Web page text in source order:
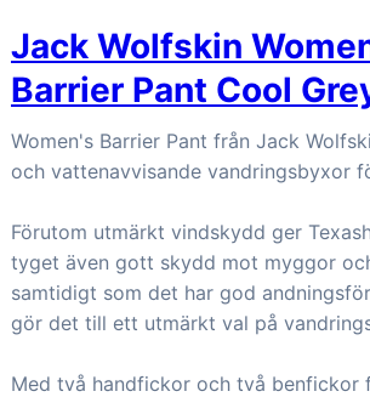
Jack Wolfskin
Barrier Pant Cool
Women's Barrier Pant från Jack
och vattenavvisande vandringsbyxor
Förutom utmärkt vindskydd ger
tyget även gott skydd mot myggor
samtidigt som det har god
gör det till ett utmärkt val på
Med två handfickor och två benfickor